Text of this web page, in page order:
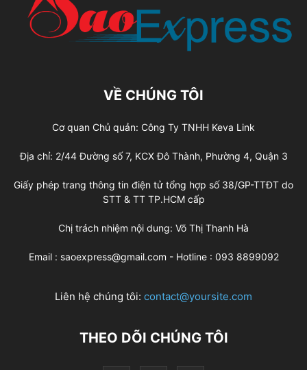
VỀ CHÚNG TÔI
Cơ quan Chủ quản: Công Ty TNHH Keva Link
Địa chỉ: 2/44 Đường số 7, KCX Đô Thành, Phường 4, Quận 3
Giấy phép trang thông tin điện tử tổng hợp số 38/GP-TTĐT do
STT & TT TP.HCM cấp
Chị trách nhiệm nội dung: Võ Thị Thanh Hà
Email : saoexpress@gmail.com - Hotline : 093 8899092
Liên hệ chúng tôi: contact@yoursite.com
THEO DÕI CHÚNG TÔI